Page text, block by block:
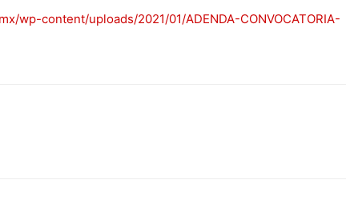
wp-content/uploads/2021/01/ADENDA-CONVOCATORIA-